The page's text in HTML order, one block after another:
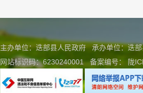
主办单位：迭部县人民政府 承办单位：迭
网站标识码：6230240001
备案编号： 陇